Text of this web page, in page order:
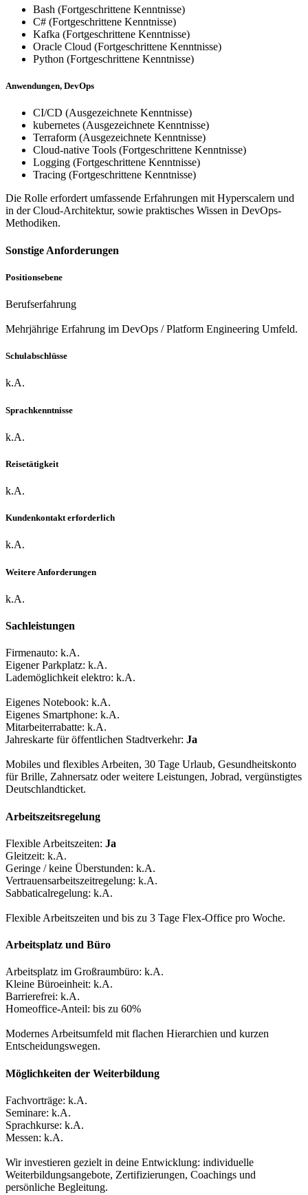
Bash (Fortgeschrittene Kenntnisse)
C# (Fortgeschrittene Kenntnisse)
Kafka (Fortgeschrittene Kenntnisse)
Oracle Cloud (Fortgeschrittene Kenntnisse)
Python (Fortgeschrittene Kenntnisse)
Anwendungen, DevOps
CI/CD (Ausgezeichnete Kenntnisse)
kubernetes (Ausgezeichnete Kenntnisse)
Terraform (Ausgezeichnete Kenntnisse)
Cloud-native Tools (Fortgeschrittene Kenntnisse)
Logging (Fortgeschrittene Kenntnisse)
Tracing (Fortgeschrittene Kenntnisse)
Die Rolle erfordert umfassende Erfahrungen mit Hyperscalern und
in der Cloud-Architektur, sowie praktisches Wissen in DevOps-
Methodiken.
Sonstige Anforderungen
Positionsebene
Berufserfahrung
Mehrjährige Erfahrung im DevOps / Platform Engineering Umfeld.
Schulabschlüsse
k.A.
Sprachkenntnisse
k.A.
Reisetätigkeit
k.A.
Kundenkontakt erforderlich
k.A.
Weitere Anforderungen
k.A.
Sachleistungen
Firmenauto: k.A.
Eigener Parkplatz: k.A.
Lademöglichkeit elektro: k.A.
Eigenes Notebook: k.A.
Eigenes Smartphone: k.A.
Mitarbeiterrabatte: k.A.
Jahreskarte für öffentlichen Stadtverkehr: Ja
Mobiles und flexibles Arbeiten, 30 Tage Urlaub, Gesundheitskonto
für Brille, Zahnersatz oder weitere Leistungen, Jobrad, vergünstigtes
Deutschlandticket.
Arbeitszeitsregelung
Flexible Arbeitszeiten: Ja
Gleitzeit: k.A.
Geringe / keine Überstunden: k.A.
Vertrauensarbeitszeitregelung: k.A.
Sabbaticalregelung: k.A.
Flexible Arbeitszeiten und bis zu 3 Tage Flex-Office pro Woche.
Arbeitsplatz und Büro
Arbeitsplatz im Großraumbüro: k.A.
Kleine Büroeinheit: k.A.
Barrierefrei: k.A.
Homeoffice-Anteil: bis zu 60%
Modernes Arbeitsumfeld mit flachen Hierarchien und kurzen
Entscheidungswegen.
Möglichkeiten der Weiterbildung
Fachvorträge: k.A.
Seminare: k.A.
Sprachkurse: k.A.
Messen: k.A.
Wir investieren gezielt in deine Entwicklung: individuelle
Weiterbildungsangebote, Zertifizierungen, Coachings und
persönliche Begleitung.